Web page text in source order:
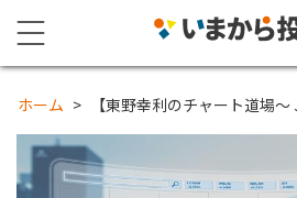
ホーム 【東野幸利のチャート道場～